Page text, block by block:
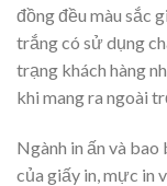
đồng đều màu sắc
trắng có sử dụng
trạng khách hàng
khi mang ra ngoài
Ngành in ấn và bao
của giấy in, mực in